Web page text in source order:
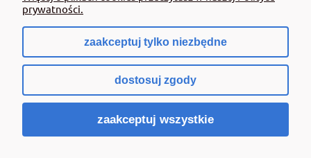
Sklep internetowy Shoper.pl
prywatności.
zaakceptuj tylko niezbędne
dostosuj zgody
zaakceptuj wszystkie